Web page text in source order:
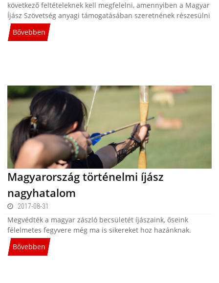
következő feltételeknek kell megfelelni, amennyiben a Magyar
Íjász Szövetség anyagi támogatásában szeretnének részesülni
Bővebben
Magyarország történelmi íjász
nagyhatalom
2017-08-31
Megvédték a magyar zászló becsületét íjászaink, őseink
félelmetes fegyvere még ma is sikereket hoz hazánknak.
Bővebben